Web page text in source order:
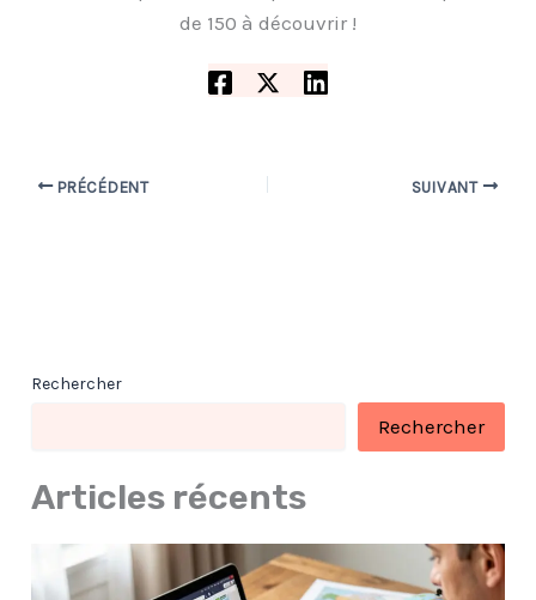
de 150 à découvrir !
PRÉCÉDENT SUIVANT
Rechercher
Rechercher
Articles récents